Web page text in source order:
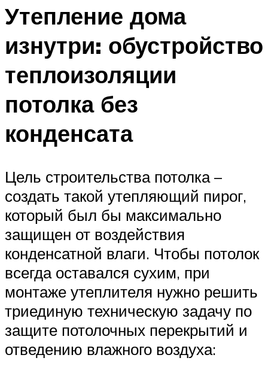
Утепление дома
изнутри: обустройство
теплоизоляции
потолка без
конденсата
Цель строительства потолка –
создать такой утепляющий пирог,
который был бы максимально
защищен от воздействия
конденсатной влаги. Чтобы потолок
всегда оставался сухим, при
монтаже утеплителя нужно решить
триединую техническую задачу по
защите потолочных перекрытий и
отведению влажного воздуха: